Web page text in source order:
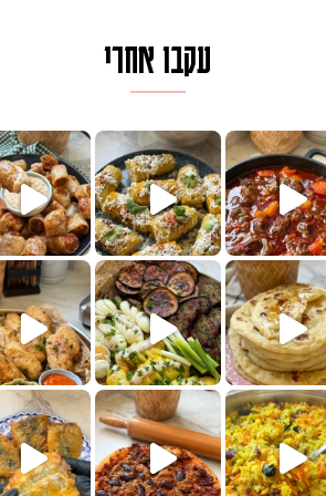
עקבו אחרי
מעודנת מ
ממכרים שמכינים בכמה דקות עב
בשבילכם? בפ
חשבתי מה לחדש לכם ונראה
ההסבר בסרטו
או בתרגום לעברית, מחותניםמתכון ראש